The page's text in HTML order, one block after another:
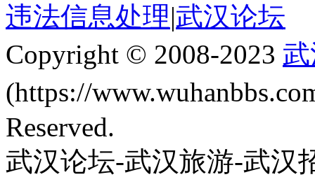
违法信息处理|武汉论坛
Copyright © 2008-2023
(https://
Reserved.
武汉论坛-武汉旅游-武汉